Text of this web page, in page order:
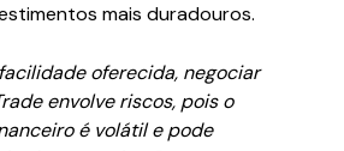
mais duradouros.
oferecida, negociar
envolve riscos, pois o
é volátil e pode